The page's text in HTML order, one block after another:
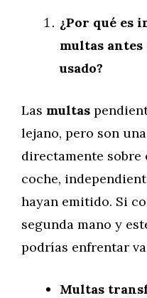
¿Por qué es
multas
usado?
Las multas
lejano, pero son
directamente sobre
coche,
hayan emitido. Si
segunda mano y
podrías enfrentar
Multas